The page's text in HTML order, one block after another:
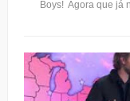
Boys! Agora que já